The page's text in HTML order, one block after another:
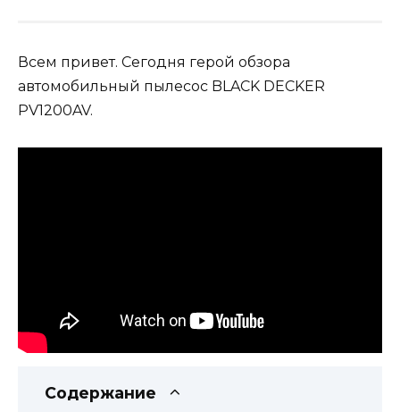
Всем привет. Сегодня герой обзора
автомобильный пылесос BLACK DECKER
PV1200AV.
Содержание